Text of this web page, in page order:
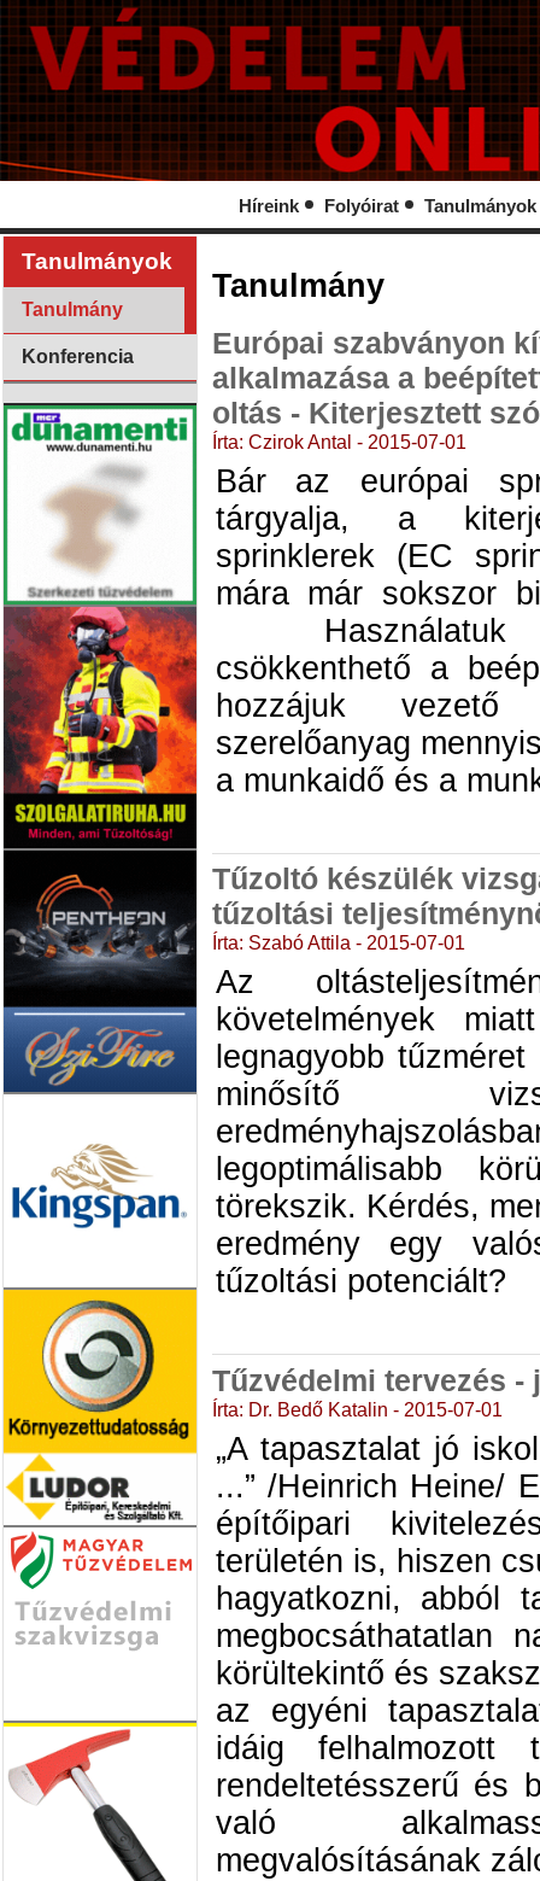
Híreink Folyóirat Tanulmányok
Tanulmányok
Tanulmány
Konferencia
Tanulmány
Európai szabványon
alkalmazása a
oltás - Kiterjesztett
Írta: Czirok Antal - 2015-07-01
Bár az európai
tárgyalja, a
sprinklerek (EC
mára már sokszor
Használatuk
csökkenthető a
hozzájuk
szerelőanyag
a munkaidő és a
Tűzoltó készülék
tűzoltási
Írta: Szabó Attila - 2015-07-01
Az
követelmények
legnagyobb
minősítő
legoptimálisabb
törekszik. Kérdés,
eredmény egy
tűzoltási potenciált?
Tűzvédelmi tervezés
Írta: Dr. Bedő Katalin - 2015-07-01
„A tapasztalat jó
...” /Heinrich Heine/
építőipari
területén is, hiszen
hagyatkozni, abból
megbocsáthatatlan
körültekintő és
az egyéni
idáig felhalmozott
rendeltetésszerű és
való
megvalósításának